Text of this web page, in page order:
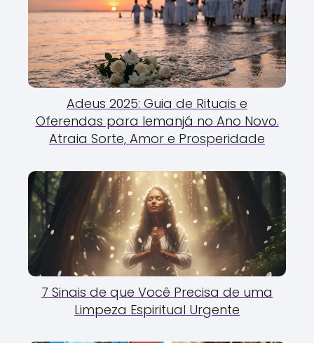
Adeus 2025: Guia de Rituais e
Oferendas para Iemanjá no Ano Novo.
Atraia Sorte, Amor e Prosperidade
7 Sinais de que Você Precisa de uma
Limpeza Espiritual Urgente